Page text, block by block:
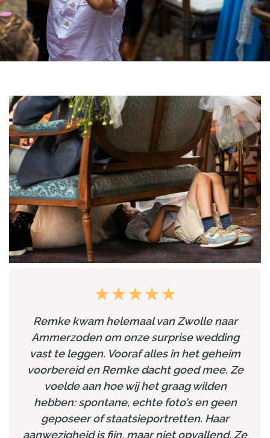
Remke kwam helemaal van Zwolle naar
Ammerzoden om onze surprise wedding
vast te leggen. Vooraf alles in het geheim
voorbereid en Remke dacht goed mee. Ze
voelde aan hoe wij het graag wilden
hebben: spontane, echte foto’s en geen
geposeer of staatsieportretten. Haar
aanwezigheid is fijn, maar niet opvallend. Ze